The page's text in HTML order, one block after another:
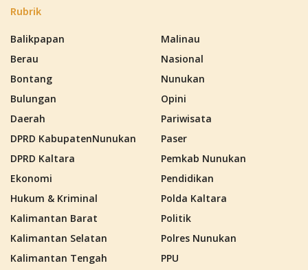
Rubrik
Balikpapan
Berau
Bontang
Bulungan
Daerah
DPRD KabupatenNunukan
DPRD Kaltara
Ekonomi
Hukum & Kriminal
Kalimantan Barat
Kalimantan Selatan
Kalimantan Tengah
Malinau
Nasional
Nunukan
Opini
Pariwisata
Paser
Pemkab Nunukan
Pendidikan
Polda Kaltara
Politik
Polres Nunukan
PPU